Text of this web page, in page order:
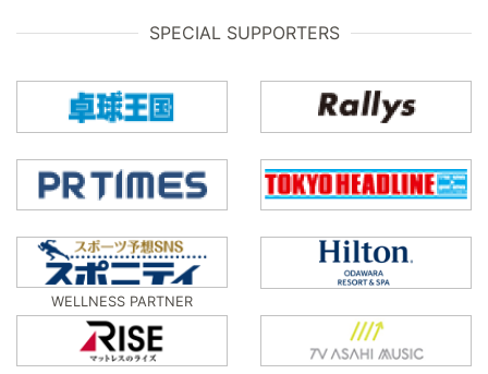
SPECIAL SUPPORTERS
WELLNESS PARTNER